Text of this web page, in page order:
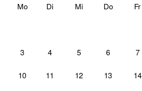
Mo Di Mi Do Fr
3 4 5 6 7
10 11 12 13 14